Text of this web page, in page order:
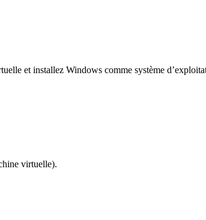
et installez Windows comme système
virtuelle).